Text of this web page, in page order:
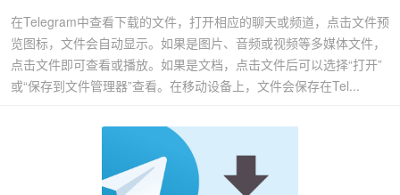
在Telegram中查看下载的文件，打开相应的聊天或频道，点击文件预
览图标，文件会自动显示。如果是图片、音频或视频等多媒体文件，
点击文件即可查看或播放。如果是文档，点击文件后可以选择“打开”
或“保存到文件管理器”查看。在移动设备上，文件会保存在Tel...